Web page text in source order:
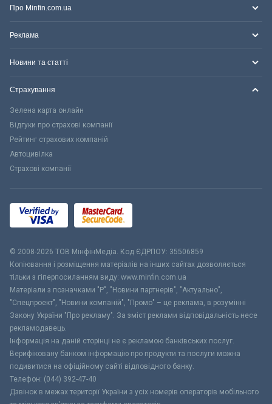
Про Minfin.com.ua
Реклама
Новини та статті
Страхування
Зелена карта онлайн
Відгуки про страхові компанії
Рейтинг страхових компаній
Автоцивілка
Страхові компанії
© 2008-2026 ТОВ МiнфiнМедiа. Код ЄДРПОУ: 35506859
Копіювання і розміщення матеріалів на інших сайтах дозволяється
тільки з гіперпосиланням виду: www.minfin.com.ua
Матеріали з позначками "Р", "Новини партнерів", "Актуально",
"Спецпроект", "Новини компаній", "Промо" – це реклама, в розумінні
Закону України "Про рекламу". За зміст реклами відповідальність несе
рекламодавець.
Інформація на даній сторінці не є рекламою банківських послуг.
Верифіковану банком інформацію про продукти та послуги можна
подивитися на офіційному сайті відповідного банку.
Телефон: (044) 392-47-40
Дзвінок в межах території України з усіх номерів операторів мобільного